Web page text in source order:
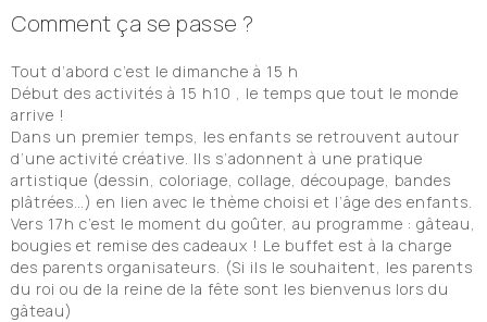
Comment ça se passe ?
Tout d’abord c’est le dimanche à 15 h
Début des activités à 15 h10 , le temps que tout le monde
arrive !
Dans un premier temps, les enfants se retrouvent autour
d’une activité créative. Ils s’adonnent à une pratique
artistique (dessin, coloriage, collage, découpage, bandes
plâtrées…) en lien avec le thème choisi et l’âge des enfants.
Vers 17h c’est le moment du goûter, au programme : gâteau,
bougies et remise des cadeaux ! Le buffet est à la charge
des parents organisateurs. (Si ils le souhaitent, les parents
du roi ou de la reine de la fête sont les bienvenus lors du
gâteau)